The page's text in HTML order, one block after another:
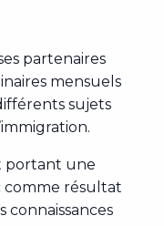
partenaires
mensuels
sujets
portant une
comme résultat